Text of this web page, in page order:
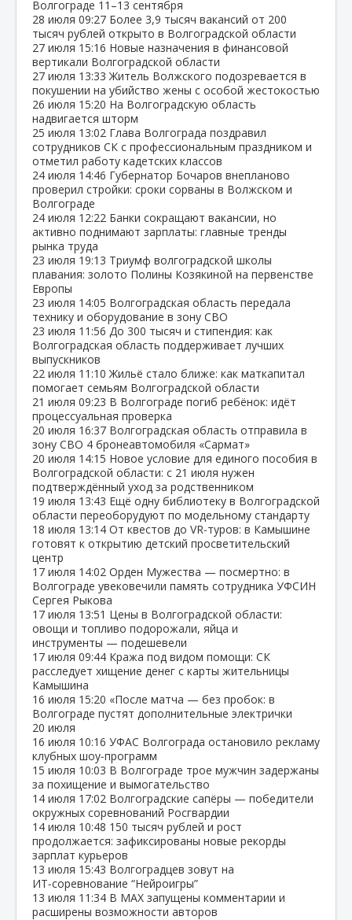
Волгограде 11–13 сентября
28 июля 09:27 Более 3,9 тысяч вакансий от 200
тысяч рублей открыто в Волгоградской области
27 июля 15:16 Новые назначения в финансовой
вертикали Волгоградской области
27 июля 13:33 Житель Волжского подозревается в
покушении на убийство жены с особой жестокостью
26 июля 15:20 На Волгоградскую область
надвигается шторм
25 июля 13:02 Глава Волгограда поздравил
сотрудников СК с профессиональным праздником и
отметил работу кадетских классов
24 июля 14:46 Губернатор Бочаров внепланово
проверил стройки: сроки сорваны в Волжском и
Волгограде
24 июля 12:22 Банки сокращают вакансии, но
активно поднимают зарплаты: главные тренды
рынка труда
23 июля 19:13 Триумф волгоградской школы
плавания: золото Полины Козякиной на первенстве
Европы
23 июля 14:05 Волгоградская область передала
технику и оборудование в зону СВО
23 июля 11:56 До 300 тысяч и стипендия: как
Волгоградская область поддерживает лучших
выпускников
22 июля 11:10 Жильё стало ближе: как маткапитал
помогает семьям Волгоградской области
21 июля 09:23 В Волгограде погиб ребёнок: идёт
процессуальная проверка
20 июля 16:37 Волгоградская область отправила в
зону СВО 4 бронеавтомобиля «Сармат»
20 июля 14:15 Новое условие для единого пособия в
Волгоградской области: с 21 июля нужен
подтверждённый уход за родственником
19 июля 13:43 Ещё одну библиотеку в Волгоградской
области переоборудуют по модельному стандарту
18 июля 13:14 От квестов до VR‑туров: в Камышине
готовят к открытию детский просветительский
центр
17 июля 14:02 Орден Мужества — посмертно: в
Волгограде увековечили память сотрудника УФСИН
Сергея Рыкова
17 июля 13:51 Цены в Волгоградской области:
овощи и топливо подорожали, яйца и
инструменты — подешевели
17 июля 09:44 Кража под видом помощи: СК
расследует хищение денег с карты жительницы
Камышина
16 июля 15:20 «После матча — без пробок: в
Волгограде пустят дополнительные электрички
20 июля
16 июля 10:16 УФАС Волгограда остановило рекламу
клубных шоу‑программ
15 июля 10:03 В Волгограде трое мужчин задержаны
за похищение и вымогательство
14 июля 17:02 Волгоградские сапёры — победители
окружных соревнований Росгвардии
14 июля 10:48 150 тысяч рублей и рост
продолжается: зафиксированы новые рекорды
зарплат курьеров
13 июля 15:43 Волгоградцев зовут на
ИТ‑соревнование “Нейроигры”
13 июля 11:34 В МАХ запущены комментарии и
расширены возможности авторов